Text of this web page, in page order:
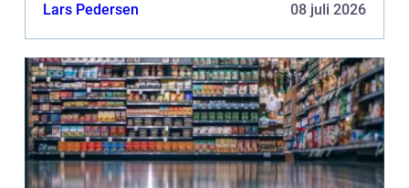
Lars Pedersen 08 juli 2026